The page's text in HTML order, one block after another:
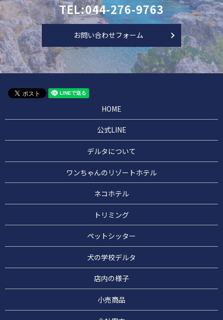
TEL:044-276-9763
お問い合わせフォーム
HOME
公式LINE
デルタについて
ワンちゃんのリゾートホテル
ネコホテル
トリミング
ペットシッター
犬の学校デルタ
店内の様子
小売商品